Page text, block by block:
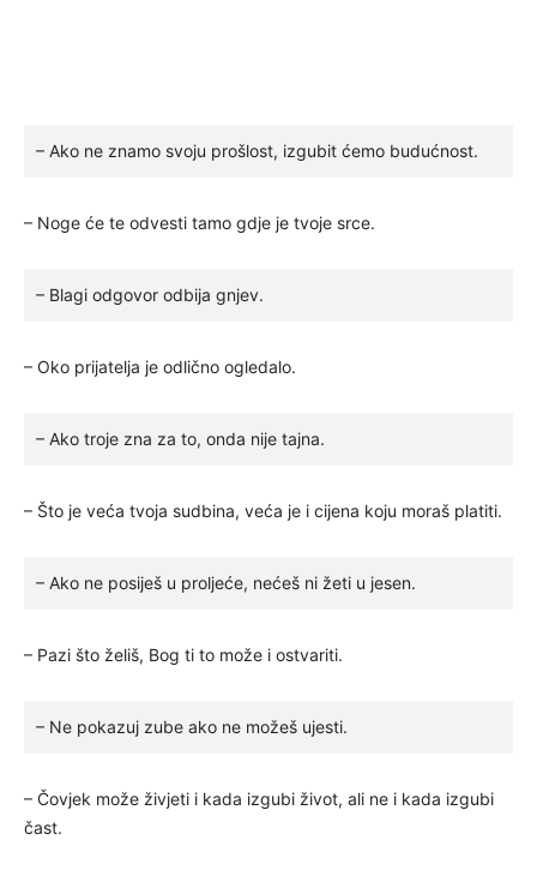
– Ako ne znamo svoju prošlost, izgubit ćemo budućnost.
– Noge će te odvesti tamo gdje je tvoje srce.
– Blagi odgovor odbija gnjev.
– Oko prijatelja je odlično ogledalo.
– Ako troje zna za to, onda nije tajna.
– Što je veća tvoja sudbina, veća je i cijena koju moraš platiti.
– Ako ne posiješ u proljeće, nećeš ni žeti u jesen.
– Pazi što želiš, Bog ti to može i ostvariti.
– Ne pokazuj zube ako ne možeš ujesti.
– Čovjek može živjeti i kada izgubi život, ali ne i kada izgubi
čast.